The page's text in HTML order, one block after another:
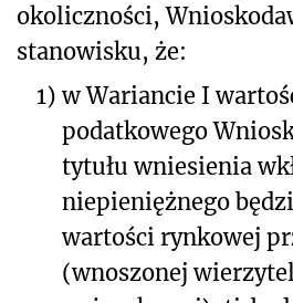
okoliczności,
stanowisku, że:
1) w Wariancie I
podatkowego
tytułu wniesienia
niepieniężnego
wartości rynkowej
(wnoszonej